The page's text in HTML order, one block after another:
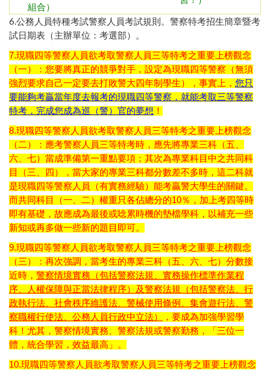
組合）
6.公務人員特種考試警察人員考試規則 。 警察特考招生簡章暨考
試日期表（主辦單位：考選部）
。
7.現職四等警察人員欲考取警察人員三等特考之重要上榜觀念
（一）：您要將真正的競爭對手，設定為現職四等警察（無須
強烈要求自己一定要去打敗警大四年制學生），事實上， 您只
要能夠考贏當年度去報考的現職四等警察，就能考取三等警察
特考，完成您成為巡（警）官的夢想 ！
8.現職四等警察人員欲考取警察人員三等特考之重要上榜觀念
（二）：應考警察人員三等特考時，應先將專業三科（五、
六、七）當成準備第一重點要項；其次為專業科目中之共同科
目（三、四），當大家的專業三科都分數差不多時，這二科就
是現職四等警察人員（有實務經驗）能考贏警大學生的關鍵。
而共同科目（一、二）權重只各佔總分的10％，加上考四等時
即有基礎，故應成為最後或唸累時機的墊檔學科，以補充一些
新知或再多做一些新的題目即可。
9.現職四等警察人員欲考取警察人員三等特考之重要上榜觀念
（三）：再次強調，當考生的專業三科（五、六、七）分數接
近時， 警察情境實務（包括警察法規、實務操作標準作業程
序、人權保障與正當法律程序）及警察法規（包括警察法、行
政執行法、社會秩序維護法、警械使用條例、集會遊行法、警
察職權行使法、公務人員行政中立法）
，要成為加強學習學
科！尤其，警察情境實務、警察法規或警察勤務，「三位一
體，統合學習，效益最高」。
10.現職四等警察人員欲考取警察人員三等特考之重要上榜觀念